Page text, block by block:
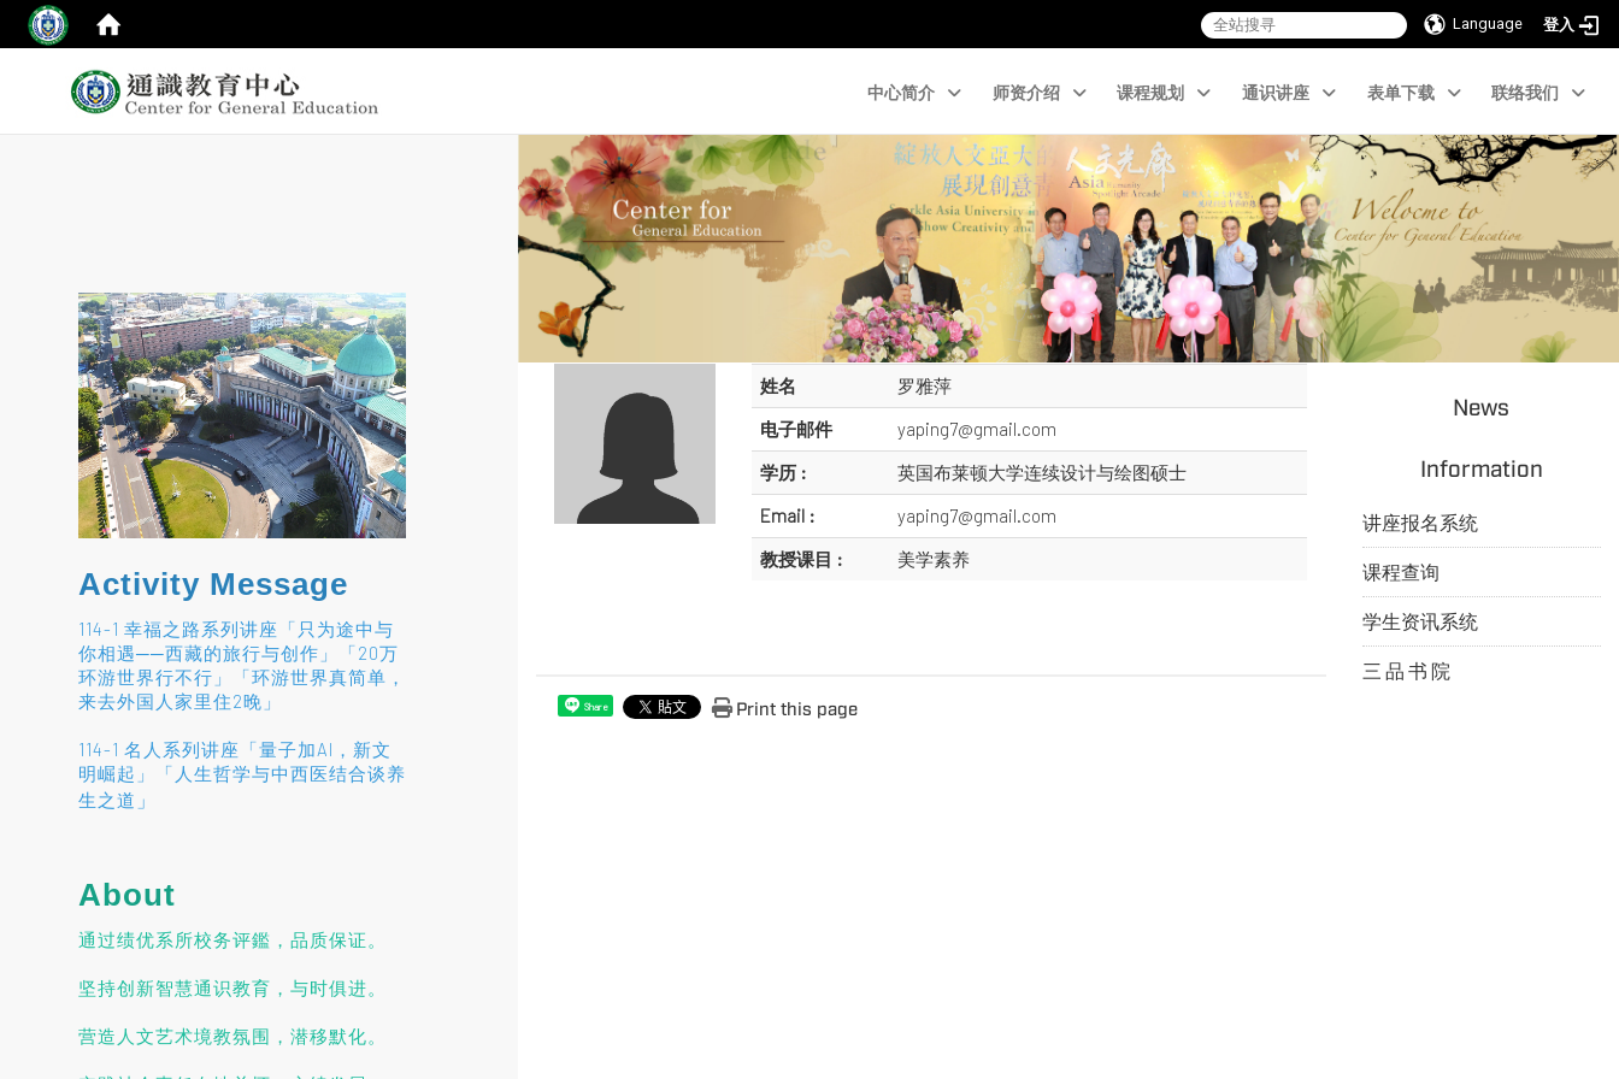
Language 登入
中心简介 师资介绍 课程规划 通识讲座 表单下载 联络我们
姓名
罗雅萍
电子邮件
yaping7@gmail.com
学历 :
英国布莱顿大学连续设计与绘图硕士
Email :
yaping7@gmail.com
教授课目 :
美学素养
Share Print this page
News
Information
讲座报名系统
课程查询
学生资讯系统
三 品 书 院
Activity Message
114-1 幸福之路系列讲座「只为途中与
你相遇──西藏的旅行与创作」「20万
环游世界行不行」「环游世界真简单，
来去外国人家里住2晚」
114-1 名人系列讲座「量子加AI，新文
明崛起」「人生哲学与中西医结合谈养
生之道 」
About
通过绩优系所校务评鑑，品质保证。
坚持创新智慧通识教育，与时俱进。
营造人文艺术境教氛围，潜移默化。